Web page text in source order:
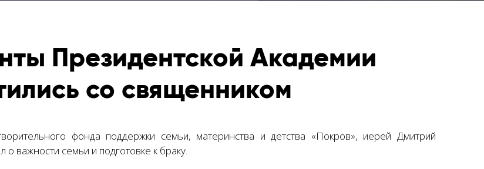
Президентской Академии
со священником
фонда поддержки семьи, материнства и детства «Покров», иерей Дмитрий
о важности семьи и подготовке к браку.